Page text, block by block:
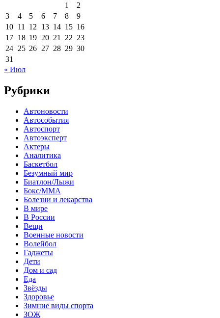
1
2
3
4 5 6 7 8
9
10 11 12 13 14 15 16
17 18 19 20 21 22 23
24 25 26 27 28 29 30
31
« Июл
Рубрики
Автоновости
Автособытия
Автоспорт
Автоэксперт
Актеры
Аналитика
Баскетбол
Безумный мир
Биатлон/Лыжи
Бокс/MMA
Болезни и лекарства
В мире
В России
Вещи
Военные новости
Волейбол
Гаджеты
Дети
Дом и сад
Еда
Звёзды
Здоровье
Зимние виды спорта
ЗОЖ